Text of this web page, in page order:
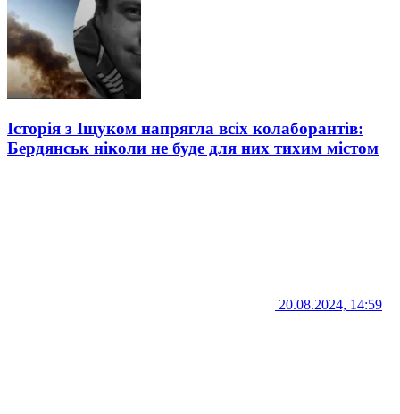
Історія з Іщуком напрягла всіх колаборантів:
Бердянськ ніколи не буде для них тихим містом
20.08.2024, 14:59